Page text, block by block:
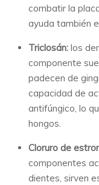
combatir la
ayuda también
Triclosán:los
componente
padecen de
capacidad de
antifúngico, lo
hongos.
Cloruro de
componentes
dientes, sirven